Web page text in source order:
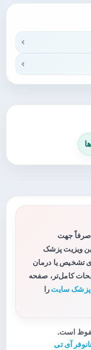
صرفاً جهت
ویزیت پزشک
تشخیص یا درمان
کامل‌تر، صفحه
سایت را
آی تی